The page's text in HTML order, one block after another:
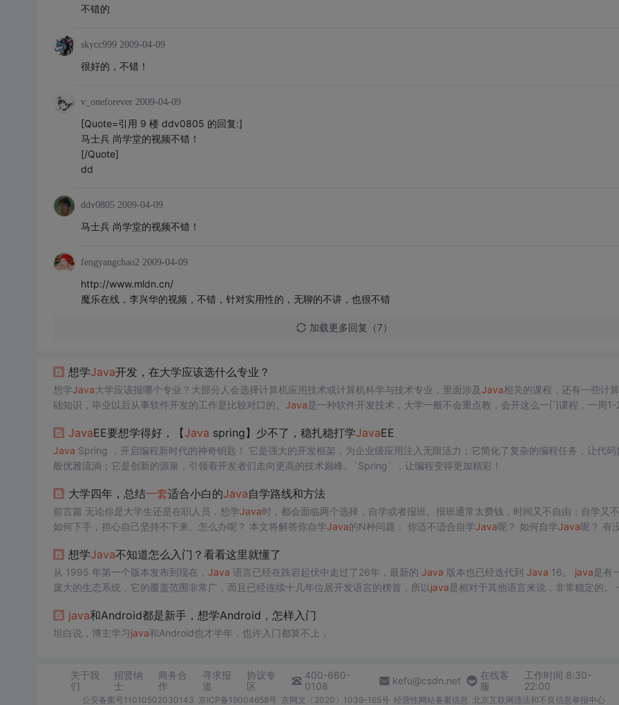
不错的
skycc999 2009-04-09
很好的，不错！
v_oneforever 2009-04-09
[Quote=引用 9 楼 ddv0805 的回复:]
马士兵 尚学堂的视频不错！
[/Quote]
dd
ddv0805 2009-04-09
马士兵 尚学堂的视频不错！
fengyangchao2 2009-04-09
http://www.mldn.cn/
魔乐在线，李兴华的视频，不错，针对实用性的，无聊的不讲，也很不错
加载更多回复（7）
想学Java开发，在大学应该选什么专业？
想学Java大学应该报哪个专业？大部分人会选择计算机应用技术或计算机科学与技术专业，里面涉及Java相关的课程，还有一些计
础知识，毕业以后从事软件开发的工作是比较对口的。 Java是一种软件开发技术，大学一般不会重点教，会开这么一门课程，一周1-
nux操作系统、数据库系统SQL、数据结构与C程序设计、单片机原理与技术、计算机网络原理、工程经济、高级语言汇编、VB. net
JavaEE要想学得好，【Java spring】少不了，稳扎稳打学JavaEE
Java Spring ，开启编程新时代的神奇钥匙！ 它是强大的开发框架，为企业级应用注入无限活力；它简化了复杂的编程任务，让代码
般优雅流淌；它是创新的源泉，引领着开发者们走向更高的技术巅峰。`Spring` ，让编程变得更加精彩！
大学四年，总结一套适合小白的Java自学路线和方法
前言篇 无论你是大学生还是在职人员，想学Java时，都会面临两个选择，自学或者报班。报班通常太费钱，时间又不自由；自学又
如何下手，担心自己坚持不下来。怎么办呢？ 本文将解答你自学Java的N种问题： 你适不适合自学Java呢？ 如何自学Java呢？ 有
人适合自学Java在自学前你可能会因为自身的条件有很多困惑和疑虑，不清楚自己是否适合自学
想学Java不知道怎么入门？看看这里就懂了
从 1995 年第一个版本发布到现在， Java 语言已经在跌宕起伏中走过了26年，最新的 Java 版本也已经迭代到 Java 16。 java是有
庞大的生态系统，它的覆盖范围非常广，而且已经连续十几年位居开发语言的榜首，所以java
是
都能实现（虽然吹的有点大，但不可否认）。 web开发：能做大型的互联网网站如，京东，
java和Android都是新手，想学Android，怎样入门
坦白说，博主学习java和Android也才半年，也许入门都算不上，
关于我
们
招贤纳
士
商务合
作
寻求报
道
协议专
区
400-660-
0108
kefu@csdn.net
在线客
服
工作时间 8:30-
22:00
公安备案号11010502030143 京ICP备19004658号 京网文〔2020〕1039-165号 经营性网站备案信息 北京互联网违法和不良信息举报中心